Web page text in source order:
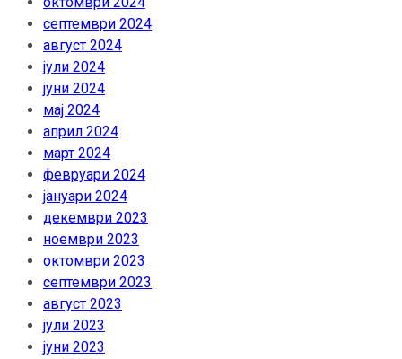
септември 2024
август 2024
јули 2024
јуни 2024
мај 2024
април 2024
март 2024
февруари 2024
јануари 2024
декември 2023
ноември 2023
октомври 2023
септември 2023
август 2023
јули 2023
јуни 2023